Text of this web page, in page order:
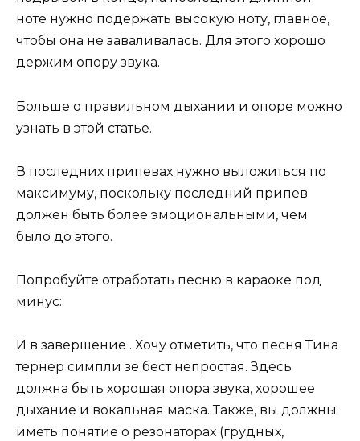
ноте нужно подержать высокую ноту, главное,
чтобы она не заваливалась. Для этого хорошо
держим опору звука.
Больше о правильном дыхании и опоре можно
узнать в этой статье.
В последних припевах нужно выложиться по
максимуму, поскольку последний припев
должен быть более эмоциональными, чем
было до этого.
Попробуйте отработать песню в караоке под
минус:
И в завершение . Хочу отметить, что песня Тина
тернер симпли зе бест непростая. Здесь
должна быть хорошая опора звука, хорошее
дыхание и вокальная маска. Также, вы должны
иметь понятие о резонаторах (грудных,